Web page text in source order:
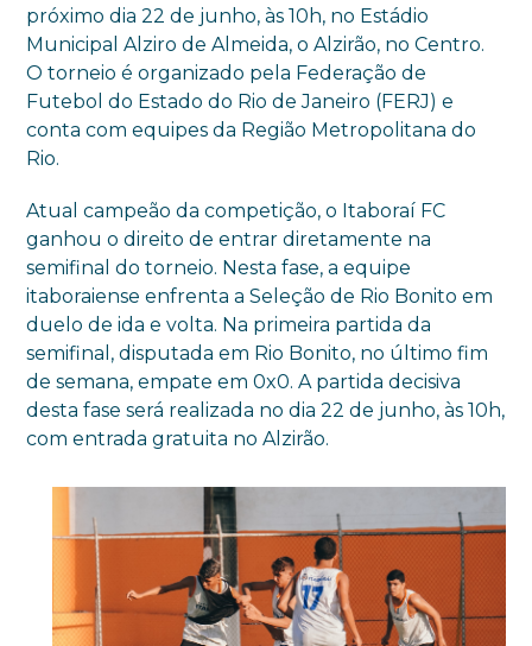
próximo dia 22 de junho, às 10h, no Estádio
Municipal Alziro de Almeida, o Alzirão, no Centro.
O torneio é organizado pela Federação de
Futebol do Estado do Rio de Janeiro (FERJ) e
conta com equipes da Região Metropolitana do
Rio.
Atual campeão da competição, o Itaboraí FC
ganhou o direito de entrar diretamente na
semifinal do torneio. Nesta fase, a equipe
itaboraiense enfrenta a Seleção de Rio Bonito em
duelo de ida e volta. Na primeira partida da
semifinal, disputada em Rio Bonito, no último fim
de semana, empate em 0x0. A partida decisiva
desta fase será realizada no dia 22 de junho, às 10h,
com entrada gratuita no Alzirão.